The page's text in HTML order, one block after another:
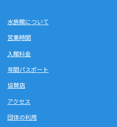
水族館について
営業時間
入館料金
年間パスポート
協賛店
アクセス
団体の利用